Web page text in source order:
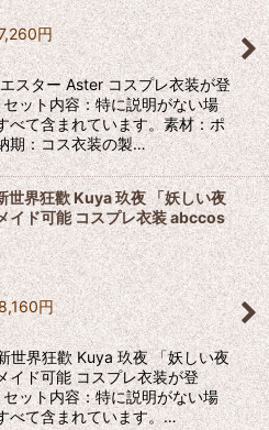
円
スター Aster コスプレ衣装が登
ット内容：特に説明がない場
べて含まれています。素材：ポ
期：コス衣装の製…
世界狂歡 Kuya 玖夜 「妖しい夜
イド可能 コスプレ衣装 abccos
円
世界狂歡 Kuya 玖夜 「妖しい夜
イド可能 コスプレ衣装が登
ット内容：特に説明がない場
べて含まれています。…